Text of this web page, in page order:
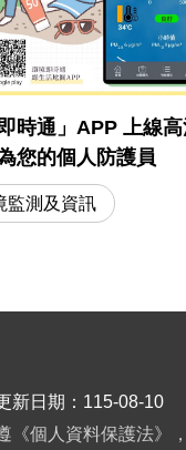
即時通」APP 上線
您的個人防護員
監測及資訊
新日期：115-08-10
個人資料保護法》